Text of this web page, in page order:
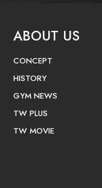
ABOUT US
CONCEPT
HISTORY
GYM NEWS
TW PLUS
TW MOVIE